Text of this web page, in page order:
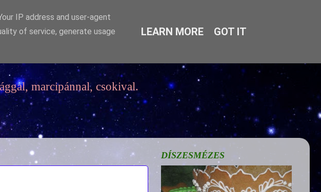
marcipánnal, csokival.
DÍSZESMÉZES
IP address and user-agent
of service, generate usage
LEARN MORE GOT IT